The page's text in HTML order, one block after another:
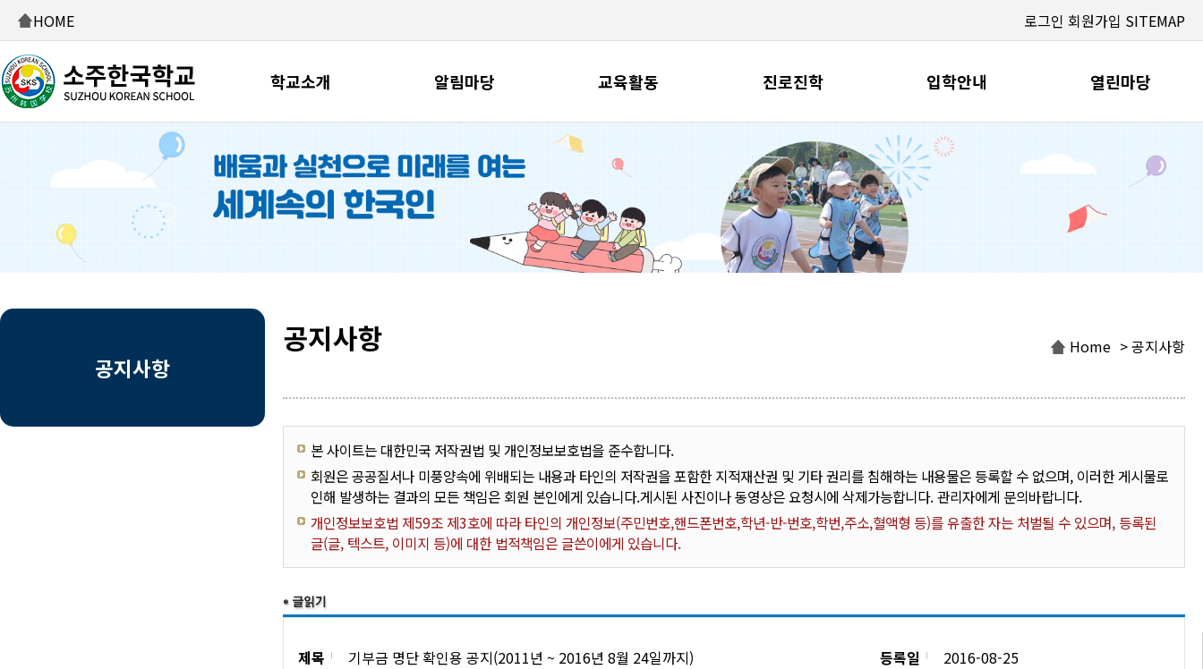
HOME 로그인 회원가입 SITEMAP
학교소개 알림마당 교육활동 진로진학 입학안내 열린마당
공지사항
공지사항 Home > 공지사항
본 사이트는 대한민국 저작권법 및 개인정보보호법을 준수합니다.
회원은 공공질서나 미풍양속에 위배되는 내용과 타인의 저작권을 포함한 지적재산권 및 기타 권리를 침해하는 내용물은 등록할 수 없으며, 이러한 게시물로
인해 발생하는 결과의 모든 책임은 회원 본인에게 있습니다.게시된 사진이나 동영상은 요청시에 삭제가능합니다. 관리자에게 문의바랍니다.
개인정보보호법 제59조 제3호에 따라 타인의 개인정보(주민번호,핸드폰번호,학년-반-번호,학번,주소,혈액형 등)를 유출한 자는 처벌될 수 있으며, 등록된
글(글, 텍스트, 이미지 등)에 대한 법적책임은 글쓴이에게 있습니다.
제목 기부금 명단 확인용 공지(2011년 ~ 2016년 8월 24일까지) 등록일 2016-08-25